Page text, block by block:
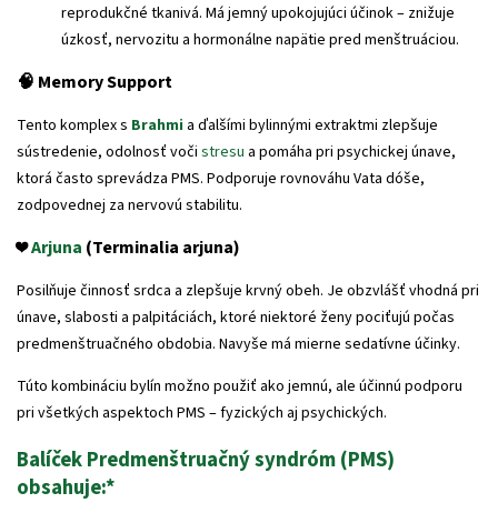
reprodukčné tkanivá. Má jemný upokojujúci účinok – znižuje
úzkosť, nervozitu a hormonálne napätie pred menštruáciou.
🧠 Memory Support
Tento komplex s Brahmi a ďalšími bylinnými extraktmi zlepšuje
sústredenie, odolnosť voči stresu a pomáha pri psychickej únave,
ktorá často sprevádza PMS. Podporuje rovnováhu Vata dóše,
zodpovednej za nervovú stabilitu.
❤️Arjuna (Terminalia arjuna)
Posilňuje činnosť srdca a zlepšuje krvný obeh. Je obzvlášť vhodná pri
únave, slabosti a palpitáciách, ktoré niektoré ženy pociťujú počas
predmenštruačného obdobia. Navyše má mierne sedatívne účinky.
Túto kombináciu bylín možno použiť ako jemnú, ale účinnú podporu
pri všetkých aspektoch PMS – fyzických aj psychických.
Balíček Predmenštruačný syndróm (PMS)
obsahuje:*